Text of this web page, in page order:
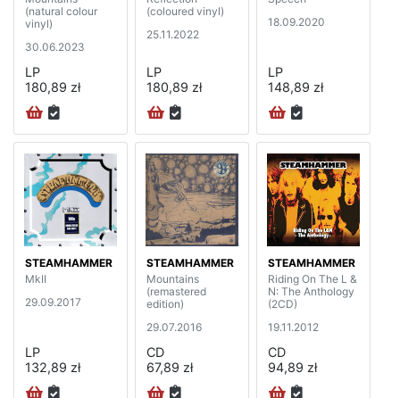
(natural colour
vinyl)
30.06.2023
LP
180,89 zł
(coloured vinyl)
25.11.2022
LP
180,89 zł
18.09.2020
LP
148,89 zł
STEAMHAMMER
MkII
29.09.2017
LP
132,89 zł
STEAMHAMMER
Mountains
(remastered
edition)
29.07.2016
CD
67,89 zł
STEAMHAMMER
Riding On The L &
N: The Anthology
(2CD)
19.11.2012
CD
94,89 zł